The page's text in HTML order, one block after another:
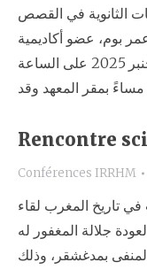
الثانوية في القصص
بوم، عضو أكاديمية
المملكة المغربية، وذلك يوم الثلاثاء 16 دجنبر 2025 على الساعة
Rencontre
Conférences IRRHM
تاريخ المغرب لقاء
جلالة المغفور له
بمدغشقر، وذلك